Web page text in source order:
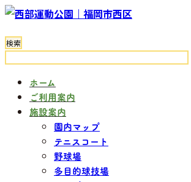
コ
テ
ン
ナ
ゲ
ー
検索
ホーム
ご利用案内
施設案内
園内マップ
テニスコート
野球場
多目的球技場